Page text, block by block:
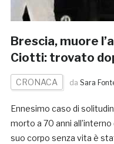
Brescia, muore
Ciotti: trovato
CRONACA da Sara
Ennesimo caso di
morto a 70 anni
suo corpo senza vita è